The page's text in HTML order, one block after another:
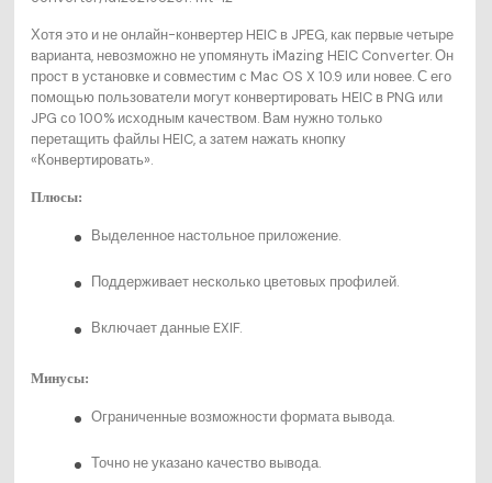
Хотя это и не онлайн-конвертер HEIC в JPEG, как первые четыре
варианта, невозможно не упомянуть iMazing HEIC Converter. Он
прост в установке и совместим с Mac OS X 10.9 или новее. С его
помощью пользователи могут конвертировать HEIC в PNG или
JPG со 100% исходным качеством. Вам нужно только
перетащить файлы HEIC, а затем нажать кнопку
«Конвертировать».
Плюсы:
Выделенное настольное приложение.
Поддерживает несколько цветовых профилей.
Включает данные EXIF.
Минусы:
Ограниченные возможности формата вывода.
Точно не указано качество вывода.